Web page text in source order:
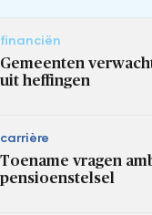
financiën
Gemeenten
uit heffingen
carrière
Toename vragen
pensioenstelsel